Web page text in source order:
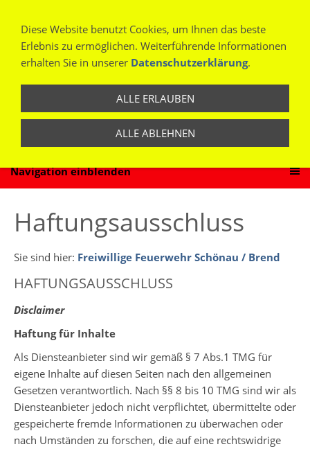
Navigation einblenden
Haftungsausschluss
Sie sind hier: Freiwillige Feuerwehr Schönau / Brend
HAFTUNGSAUSSCHLUSS
Disclaimer
Haftung für Inhalte
Als Diensteanbieter sind wir gemäß § 7 Abs.1 TMG für
eigene Inhalte auf diesen Seiten nach den allgemeinen
Gesetzen verantwortlich. Nach §§ 8 bis 10 TMG sind wir als
Diensteanbieter jedoch nicht verpflichtet, übermittelte oder
gespeicherte fremde Informationen zu überwachen oder
nach Umständen zu forschen, die auf eine rechtswidrige
Diese Website benutzt Cookies, um Ihnen das beste
Erlebnis zu ermöglichen. Weiterführende Informationen
erhalten Sie in unserer Datenschutzerklärung.
ALLE ERLAUBEN
ALLE ABLEHNEN